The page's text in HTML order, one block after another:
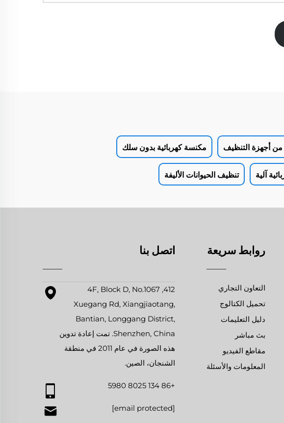
أجهزة التنظيف مكنسة كهربائية بدون سلك
آلية تنظيف الحيوانات الأليفة
روابط سريعة
التعاون التجاري
تحميل الكتالوج
دليل التعليمات
بث مباشر
مقاطع الفيديو
المعلومات والأسئلة
اتصل بنا
412, 4F, Block D, No.1067
Xuegang Rd, Xiangjiaotang,
Bantian, Longgang District,
Shenzhen, China. تمت إعادة تدوين
هذه الصورة في عام 2011 في منطقة
الشنجان، الصين.
+86 134 8025 5980
[email protected]